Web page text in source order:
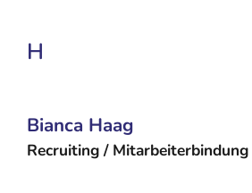
H
Bianca Haag
Recruiting / Mitarbeiterbindung